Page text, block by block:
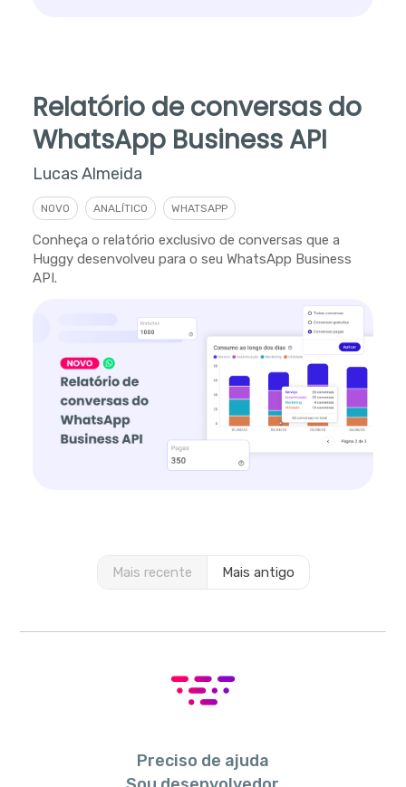
Relatório de conversas do
WhatsApp Business API
Lucas Almeida
NOVO ANALÍTICO WHATSAPP
Conheça o relatório exclusivo de conversas que a
Huggy desenvolveu para o seu WhatsApp Business
API.
Mais recente Mais antigo
Preciso de ajuda